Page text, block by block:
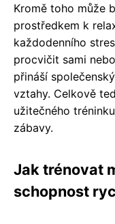
Kromě toho může
prostředkem k
každodenního
procvičit sami
přináší
vztahy. Celkově
užitečného
zábavy.
Jak trénovat
schopnost